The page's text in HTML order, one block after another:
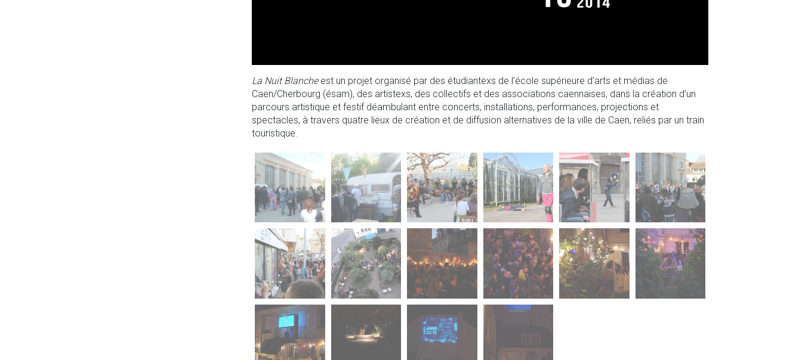
La Nuit Blancheest un projet organisé par des étudiantexs de l’école supérieure d’arts et médias de
Caen/Cherbourg (ésam), des artistexs, des collectifs et des associations caennaises, dans la création d’un
parcours artistique et festif déambulant entre concerts, installations, performances, projections et
spectacles, à travers quatre lieux de création et de diffusion alternatives de la ville de Caen, reliés par un train
touristique.